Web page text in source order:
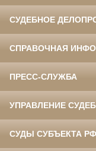
СУДЕБНОЕ
СПРАВОЧНАЯ
ПРЕСС-СЛУЖБА
УПРАВЛЕНИЕ
СУДЫ СУБЪЕКТА РФ